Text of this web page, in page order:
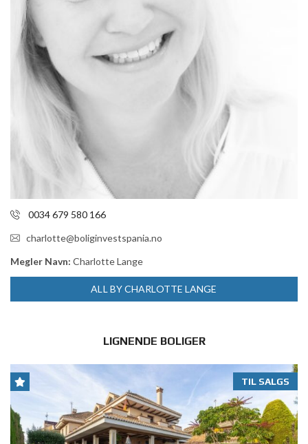
0034 679 580 166
charlotte@boliginvestspania.no
Megler Navn: Charlotte Lange
ALL BY CHARLOTTE LANGE
LIGNENDE BOLIGER
TIL SALGS